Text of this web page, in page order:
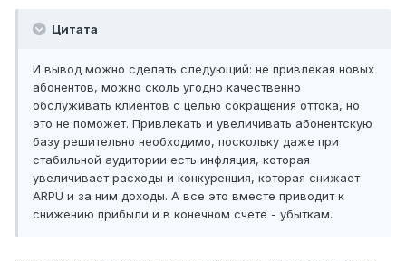
Цитата
И вывод можно сделать следующий: не привлекая новых
абонентов, можно сколь угодно качественно
обслуживать клиентов с целью сокращения оттока, но
это не поможет. Привлекать и увеличивать абонентскую
базу решительно необходимо, поскольку даже при
стабильной аудитории есть инфляция, которая
увеличивает расходы и конкуренция, которая снижает
ARPU и за ним доходы. А все это вместе приводит к
снижению прибыли и в конечном счете - убыткам.